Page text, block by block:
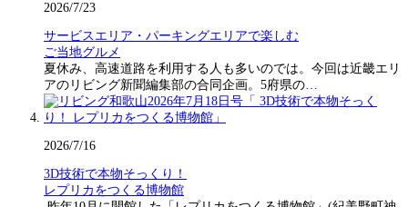
2026/7/23
サービスエリア・パーキングエリアで楽しむ
ご当地グルメ
夏休み、高速道路を利用する人も多いのでは。今回は近畿エリ
アのリビング新聞編集部の合同企画。5府県の…
2026/7/16
3D技術で本物そっくり！
レプリカをつくる博物館